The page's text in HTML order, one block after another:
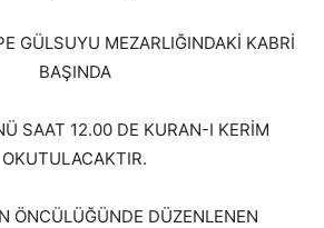
GÜLSUYU MEZARLIĞINDAKİ KABRİ
BAŞINDA
SAAT 12.00 DE KURAN-I KERİM
OKUTULACAKTIR.
ÖNCÜLÜĞÜNDE DÜZENLENEN